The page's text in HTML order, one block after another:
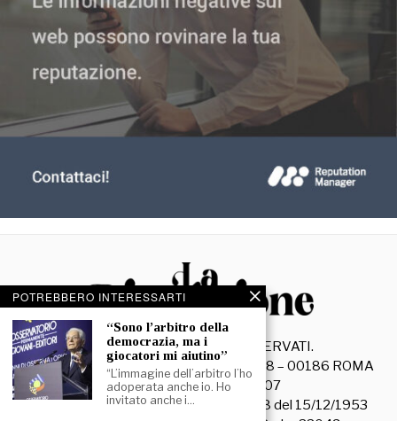
© 2026- TUTTI I DIRITTI RISERVATI.
La Discussione S.r.l. – Piazza Capranica, 78 – 00186 ROMA
C.F. e P. IVA 15045971007
Registrazione Tribunale di Roma n. 3628 del 15/12/1953
POTREBBERO INTERESSARTI
“Sono l’arbitro della
democrazia, ma i
giocatori mi aiutino”
“L’immagine dell’arbitro l’ho
adoperata anche io. Ho
invitato anche i…